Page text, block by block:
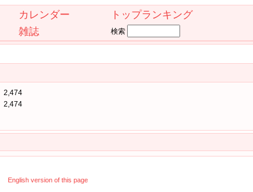
カレンダー
トップランキング
雑誌 検索
2,474
2,474
English version of this page